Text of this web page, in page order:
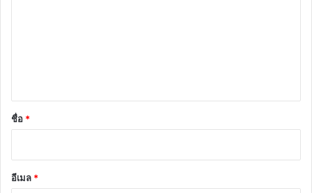
*
ชื่อ *
อีเมล *